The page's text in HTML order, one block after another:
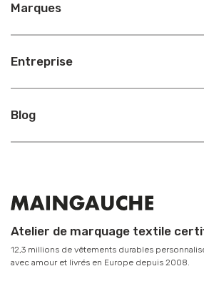
Marques
Entreprise
Blog
Atelier de marquage textile
12,3 millions de vêtements durables
avec amour et livrés en Europe depuis 2008.